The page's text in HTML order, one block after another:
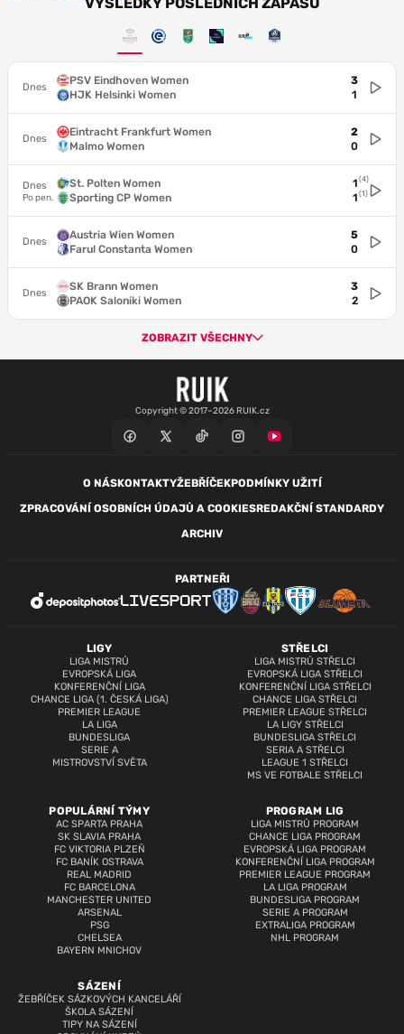
Dnes
PSV Eindhoven Women
HJK Helsinki Women
3
1
Dnes
Eintracht Frankfurt Women
Malmo Women
2
0
Dnes
Po pen.
St. Polten Women
Sporting CP Women
1 (4)
1 (1)
Dnes
Austria Wien Women
Farul Constanta Women
5
0
Dnes
SK Brann Women
PAOK Saloniki Women
3
2
ZOBRAZIT VŠECHNY
Copyright © 2017–2026 RUIK.cz
O NÁSKONTAKTYŽEBŘÍČEKPODMÍNKY UŽITÍ
ZPRACOVÁNÍ OSOBNÍCH ÚDAJŮ A COOKIESREDAKČNÍ STANDARDY
ARCHIV
LIGY
LIGA MISTRŮ
EVROPSKÁ LIGA
KONFERENČNÍ LIGA
CHANCE LIGA (1. ČESKÁ LIGA)
PREMIER LEAGUE
LA LIGA
BUNDESLIGA
SERIE A
MISTROVSTVÍ SVĚTA
STŘELCI
LIGA MISTRŮ STŘELCI
EVROPSKÁ LIGA STŘELCI
KONFERENČNÍ LIGA STŘELCI
CHANCE LIGA STŘELCI
PREMIER LEAGUE STŘELCI
LA LIGY STŘELCI
BUNDESLIGA STŘELCI
SERIA A STŘELCI
LEAGUE 1 STŘELCI
MS VE FOTBALE STŘELCI
POPULÁRNÍ TÝMY
AC SPARTA PRAHA
SK SLAVIA PRAHA
FC VIKTORIA PLZEŇ
FC BANÍK OSTRAVA
REAL MADRID
FC BARCELONA
MANCHESTER UNITED
ARSENAL
PSG
CHELSEA
BAYERN MNICHOV
PROGRAM LIG
LIGA MISTRŮ PROGRAM
CHANCE LIGA PROGRAM
EVROPSKÁ LIGA PROGRAM
KONFERENČNÍ LIGA PROGRAM
PREMIER LEAGUE PROGRAM
LA LIGA PROGRAM
BUNDESLIGA PROGRAM
SERIE A PROGRAM
EXTRALIGA PROGRAM
NHL PROGRAM
SÁZENÍ
ŽEBŘÍČEK SÁZKOVÝCH KANCELÁŘÍ
ŠKOLA SÁZENÍ
TIPY NA SÁZENÍ
PARTNEŘI